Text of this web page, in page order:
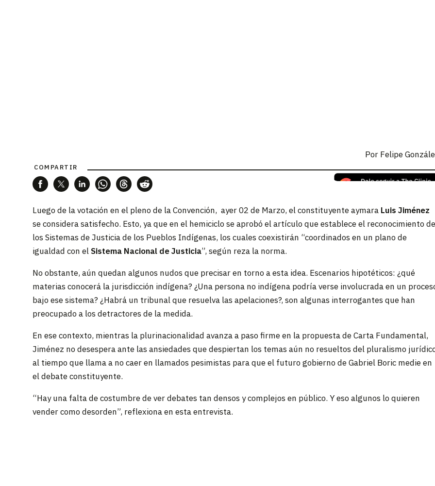
Por Felipe
COMPARTIR
Luego de la votación en el pleno de la Convención, ayer 02 de Marzo, el constituyente aymara Luis Jiménez
se considera satisfecho. Esto, ya que en el hemiciclo se aprobó el artículo que establece el reconocimiento
los Sistemas de Justicia de los Pueblos Indígenas, los cuales coexistirán “coordinados en un plano de
igualdad con elSistema Nacional de Justicia”, según reza la norma.
No obstante, aún quedan algunos nudos que precisar en torno a esta idea. Escenarios hipotéticos: ¿qué
materias conocerá la jurisdicción indígena? ¿Una persona no indígena podría verse involucrada en un
bajo ese sistema? ¿Habrá un tribunal que resuelva las apelaciones?, son algunas interrogantes que han
preocupado a los detractores de la medida.
En ese contexto, mientras la plurinacionalidad avanza a paso firme en la propuesta de Carta Fundamental,
Jiménez no desespera ante las ansiedades que despiertan los temas aún no resueltos del pluralismo
al tiempo que llama a no caer en llamados pesimistas para que el futuro gobierno de Gabriel Boric medie en
el debate constituyente.
“Hay una falta de costumbre de ver debates tan densos y complejos en público. Y eso algunos lo quieren
vender como desorden”, reflexiona en esta entrevista.